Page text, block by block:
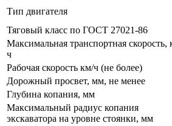
Тип двигателя
Тяговый класс по ГОСТ 27021-86
Максимальная транспортная скорость,
ч
Рабочая скорость км/ч (не более)
Дорожный просвет, мм, не менее
Глубина копания, мм
Максимальный радиус копания
экскаватора на уровне стоянки, мм